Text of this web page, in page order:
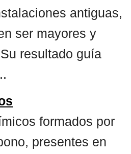
antiguas,
ser mayores y
resultado guía
formados por
presentes en